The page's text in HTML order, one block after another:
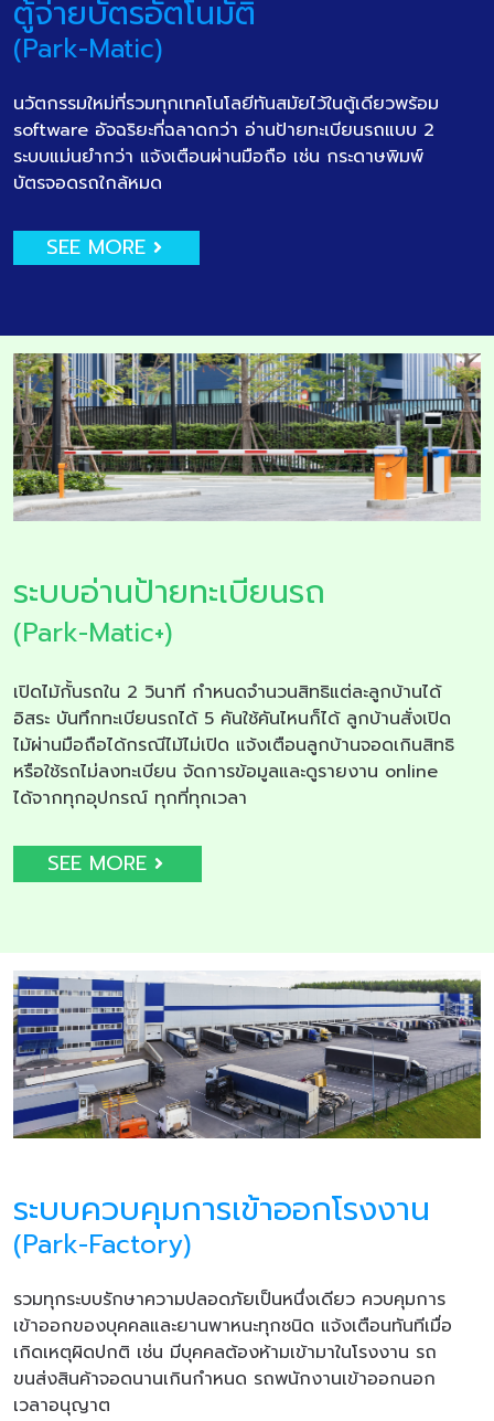
ตู้จ่ายบัตรอัตโนมัติ
(Park-Matic)
นวัตกรรมใหม่ที่รวมทุกเทคโนโลยีทันสมัยไว้ในตู้เดียวพร้อม
software อัจฉริยะที่ฉลาดกว่า อ่านป้ายทะเบียนรถแบบ 2
ระบบแม่นยำกว่า แจ้งเตือนผ่านมือถือ เช่น กระดาษพิมพ์
บัตรจอดรถใกล้หมด
SEE MORE
ระบบอ่านป้ายทะเบียนรถ
(Park-Matic+)
เปิดไม้กั้นรถใน 2 วินาที กำหนดจำนวนสิทธิแต่ละลูกบ้านได้
อิสระ บันทึกทะเบียนรถได้ 5 คันใช้คันไหนก็ได้ ลูกบ้านสั่งเปิด
ไม้ผ่านมือถือได้กรณีไม้ไม่เปิด แจ้งเตือนลูกบ้านจอดเกินสิทธิ
หรือใช้รถไม่ลงทะเบียน จัดการข้อมูลและดูรายงาน online
ได้จากทุกอุปกรณ์ ทุกที่ทุกเวลา
SEE MORE
ระบบควบคุมการเข้าออกโรงงาน
(Park-Factory)
รวมทุกระบบรักษาความปลอดภัยเป็นหนึ่งเดียว ควบคุมการ
เข้าออกของบุคคลและยานพาหนะทุกชนิด แจ้งเตือนทันทีเมื่อ
เกิดเหตุผิดปกติ เช่น มีบุคคลต้องห้ามเข้ามาในโรงงาน รถ
ขนส่งสินค้าจอดนานเกินกำหนด รถพนักงานเข้าออกนอก
เวลาอนุญาต